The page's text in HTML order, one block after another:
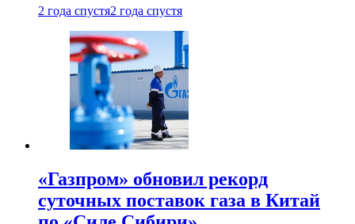
2 года спустя2 года спустя
«Газпром» обновил рекорд
суточных поставок газа в Китай